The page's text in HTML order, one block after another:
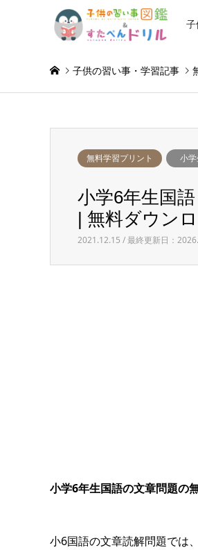
子供の習い事・学習記事
無料学習プリント 小
小学6年生国
| 無料ダウン
2021.12.15 / 最終更新日：
小学6年生国語の文章問題の
小6国語の文章読解問題では